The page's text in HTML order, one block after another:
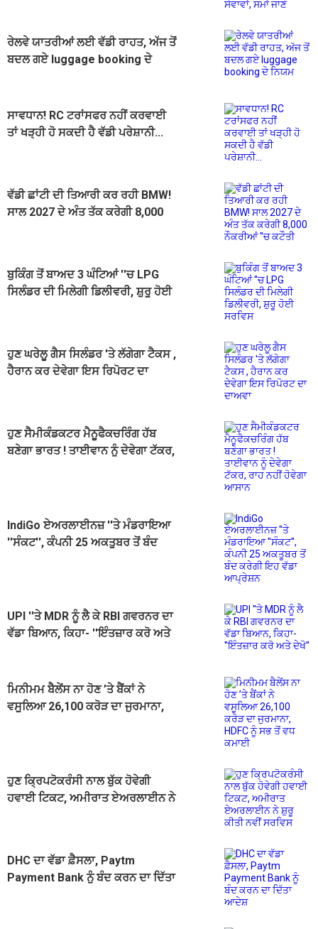
ਰੇਲਵੇ ਯਾਤਰੀਆਂ ਲਈ ਵੱਡੀ ਰਾਹਤ, ਅੱਜ ਤੋਂ
ਬਦਲ ਗਏ luggage booking ਦੇ
ਸਾਵਧਾਨ! RC ਟਰਾਂਸਫਰ ਨਹੀਂ ਕਰਵਾਈ
ਤਾਂ ਖੜ੍ਹੀ ਹੋ ਸਕਦੀ ਹੈ ਵੱਡੀ ਪਰੇਸ਼ਾਨੀ...
ਵੱਡੀ ਛਾਂਟੀ ਦੀ ਤਿਆਰੀ ਕਰ ਰਹੀ BMW!
ਸਾਲ 2027 ਦੇ ਅੰਤ ਤੱਕ ਕਰੇਗੀ 8,000
ਬੁਕਿੰਗ ਤੋਂ ਬਾਅਦ 3 ਘੰਟਿਆਂ ''ਚ LPG
ਸਿਲੰਡਰ ਦੀ ਮਿਲੇਗੀ ਡਿਲੀਵਰੀ, ਸ਼ੁਰੂ ਹੋਈ
ਹੁਣ ਘਰੇਲੂ ਗੈਸ ਸਿਲੰਡਰ 'ਤੇ ਲੱਗੇਗਾ ਟੈਕਸ ,
ਹੈਰਾਨ ਕਰ ਦੇਵੇਗਾ ਇਸ ਰਿਪੋਰਟ ਦਾ
ਹੁਣ ਸੈਮੀਕੰਡਕਟਰ ਮੈਨੂਫੈਕਚਰਿੰਗ ਹੱਬ
ਬਣੇਗਾ ਭਾਰਤ ! ਤਾਈਵਾਨ ਨੂੰ ਦੇਵੇਗਾ ਟੱਕਰ,
IndiGo ਏਅਰਲਾਈਨਜ਼ ''ਤੇ ਮੰਡਰਾਇਆ
''ਸੰਕਟ'', ਕੰਪਨੀ 25 ਅਕਤੂਬਰ ਤੋਂ ਬੰਦ
UPI ''ਤੇ MDR ਨੂੰ ਲੈ ਕੇ RBI ਗਵਰਨਰ ਦਾ
ਵੱਡਾ ਬਿਆਨ, ਕਿਹਾ- ''ਇੰਤਜ਼ਾਰ ਕਰੋ ਅਤੇ
ਮਿਨੀਮਮ ਬੈਲੇਂਸ ਨਾ ਹੋਣ ’ਤੇ ਬੈਂਕਾਂ ਨੇ
ਵਸੂਲਿਆ 26,100 ਕਰੋੜ ਦਾ ਜੁਰਮਾਨਾ,
ਹੁਣ ਕ੍ਰਿਪਟੋਕਰੰਸੀ ਨਾਲ ਬੁੱਕ ਹੋਵੇਗੀ
ਹਵਾਈ ਟਿਕਟ, ਅਮੀਰਾਤ ਏਅਰਲਾਈਨ ਨੇ
DHC ਦਾ ਵੱਡਾ ਫ਼ੈਸਲਾ, Paytm
Payment Bank ਨੂੰ ਬੰਦ ਕਰਨ ਦਾ ਦਿੱਤਾ